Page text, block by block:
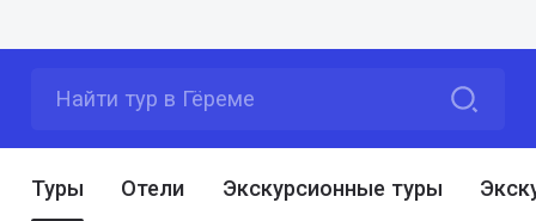
Найти тур в Гёреме
Туры Отели Экскурсионные туры